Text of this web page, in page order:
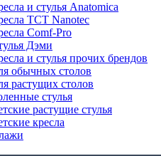
и стулья Anatomica
TCT Nanotec
Comf-Pro
Дэми
и стулья прочих брендов
обычных столов
растущих столов
стулья
растущие стулья
кресла